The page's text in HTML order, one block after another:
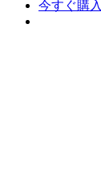
今すぐ購入